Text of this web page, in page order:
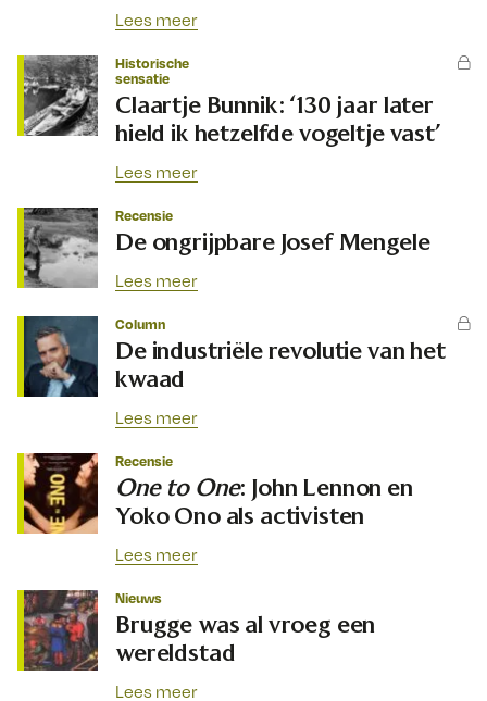
Lees meer
Historische
sensatie
Claartje Bunnik: ‘130 jaar later
hield ik hetzelfde vogeltje vast’
Lees meer
Recensie
De ongrijpbare Josef Mengele
Lees meer
Column
De industriële revolutie van het
kwaad
Lees meer
Recensie
One to One: John Lennon en
Yoko Ono als activisten
Lees meer
Nieuws
Brugge was al vroeg een
wereldstad
Lees meer